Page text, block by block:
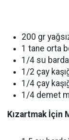
200 gr
1 tane orta
1/4 su
1/2 çay
1/4 çay
1/4 demet
Kızartmak İçin